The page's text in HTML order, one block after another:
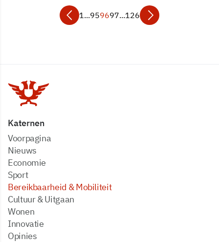
1...959697...126
Katernen
Voorpagina
Nieuws
Economie
Sport
Bereikbaarheid & Mobiliteit
Cultuur & Uitgaan
Wonen
Innovatie
Opinies